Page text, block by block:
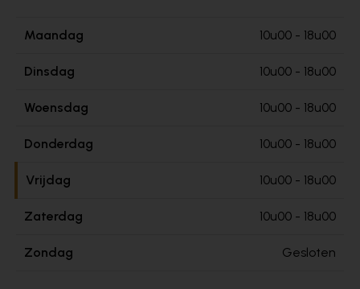
Maandag 10u00 - 18u00
Dinsdag 10u00 - 18u00
Woensdag 10u00 - 18u00
Donderdag 10u00 - 18u00
Vrijdag 10u00 - 18u00
Zaterdag 10u00 - 18u00
Zondag Gesloten